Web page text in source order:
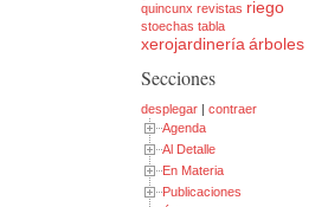
quincunx revistas riego
stoechas tabla
xerojardinería árboles
Secciones
desplegar | contraer
Agenda
Al Detalle
En Materia
Publicaciones